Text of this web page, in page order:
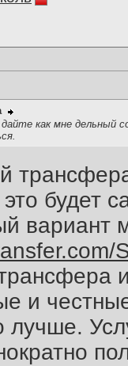
дайте как мне
будет
вариант
и
лучше.